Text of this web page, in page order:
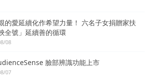
的愛延續化作希望力量！ 六名子女捐贈家扶
全號」延續善的循環
08
臉部辨識功能上市
07